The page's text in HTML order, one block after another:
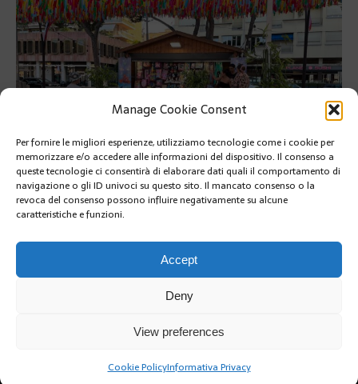
Manage Cookie Consent
Per fornire le migliori esperienze, utilizziamo tecnologie come i cookie per
memorizzare e/o accedere alle informazioni del dispositivo. Il consenso a
queste tecnologie ci consentirà di elaborare dati quali il comportamento di
navigazione o gli ID univoci su questo sito. Il mancato consenso o la
revoca del consenso possono influire negativamente su alcune
caratteristiche e funzioni.
Accept
Deny
View preferences
Cookie PolicyInformativa Privacy
Copyright @2019 | by Crivle